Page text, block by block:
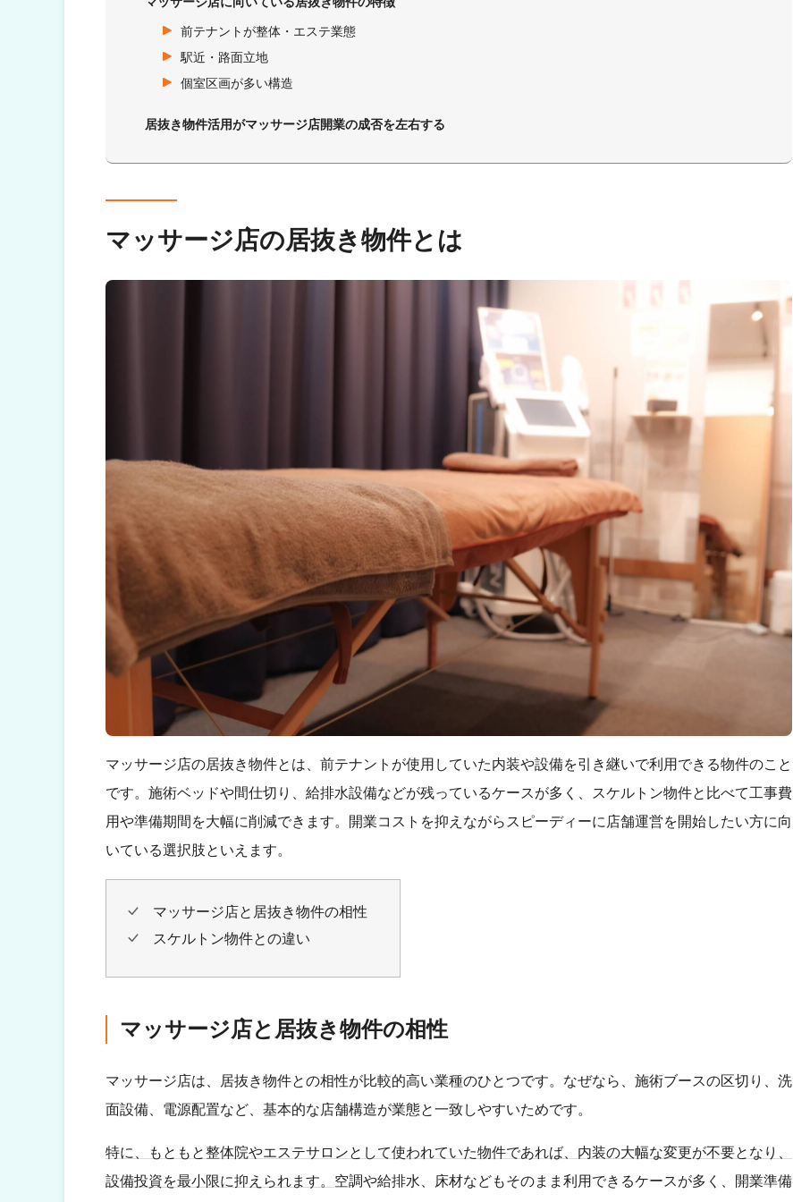
前テナントが整体・エステ業態
駅近・路面立地
個室区画が多い構造
居抜き物件活用がマッサージ店開業の成否を左右する
マッサージ店の居抜き物件とは
マッサージ店の居抜き物件とは、前テナントが使用していた内装や設備を引き継いで利用できる物件のこと
です。施術ベッドや間仕切り、給排水設備などが残っているケースが多く、スケルトン物件と比べて工事費
用や準備期間を大幅に削減できます。開業コストを抑えながらスピーディーに店舗運営を開始したい方に向
いている選択肢といえます。
マッサージ店と居抜き物件の相性
スケルトン物件との違い
マッサージ店と居抜き物件の相性
マッサージ店は、居抜き物件との相性が比較的高い業種のひとつです。なぜなら、施術ブースの区切り、洗
面設備、電源配置など、基本的な店舗構造が業態と一致しやすいためです。
特に、もともと整体院やエステサロンとして使われていた物件であれば、内装の大幅な変更が不要となり、
設備投資を最小限に抑えられます。 空調や給排水、床材などもそのまま利用できるケースが多く、開業準備